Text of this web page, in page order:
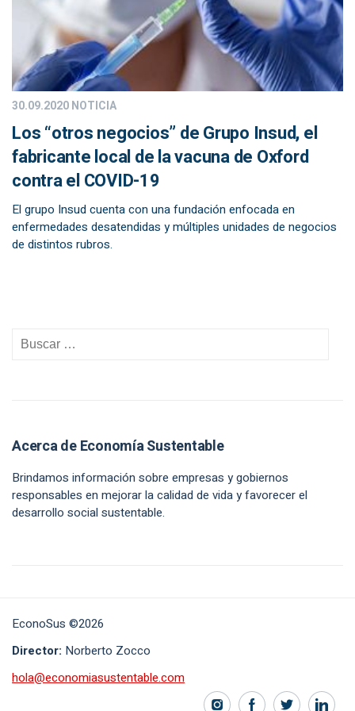
30.09.2020NOTICIA
Los “otros negocios” de Grupo Insud, el
fabricante local de la vacuna de Oxford
contra el COVID-19
El grupo Insud cuenta con una fundación enfocada en
enfermedades desatendidas y múltiples unidades de negocios
de distintos rubros.
Acerca de Economía Sustentable
Brindamos información sobre empresas y gobiernos
responsables en mejorar la calidad de vida y favorecer el
desarrollo social sustentable.
EconoSus ©2026
Director: Norberto Zocco
hola@economiasustentable.com